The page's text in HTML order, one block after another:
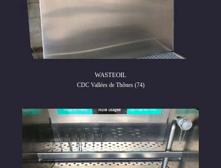
WASTEOIL
CDC Vallées de Thônes (74)